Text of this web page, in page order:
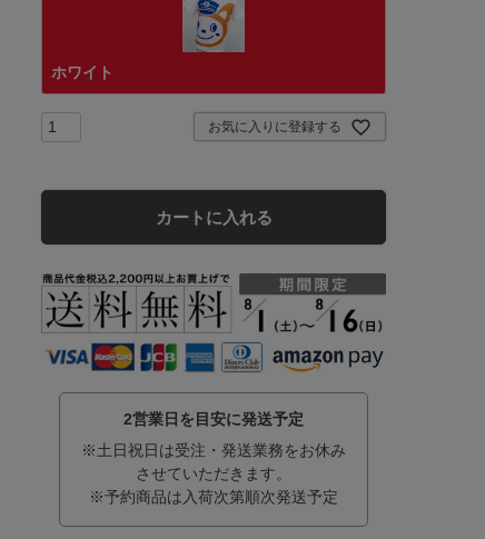
ホワイト
お気に入りに登録する
カートに入れる
2営業日を目安に発送予定
※土日祝日は受注・発送業務をお休み
させていただきます。
※予約商品は入荷次第順次発送予定